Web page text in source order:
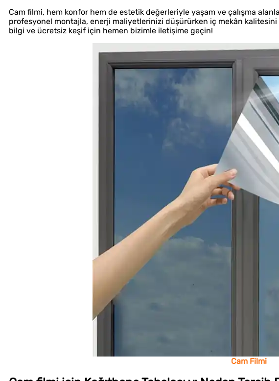
Cam filmi, hem konfor hem de estetik değerleriyle yaşam ve çalışma
profesyonel montajla, enerji maliyetlerinizi düşürürken iç mekân kalitesini
bilgi ve ücretsiz keşif için hemen bizimle iletişime geçin!
Cam Filmi